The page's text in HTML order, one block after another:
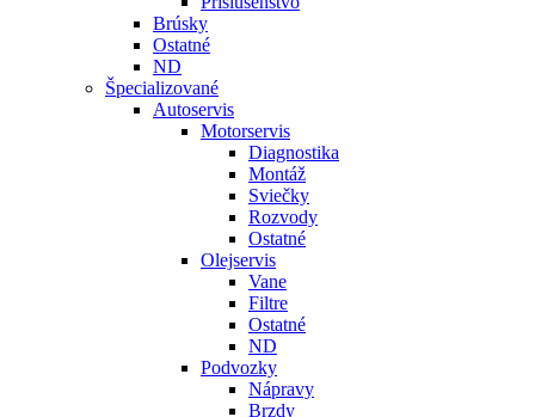
Brúsky
Ostatné
ND
Špecializované
Autoservis
Motorservis
Diagnostika
Montáž
Sviečky
Rozvody
Ostatné
Olejservis
Vane
Filtre
Ostatné
ND
Podvozky
Nápravy
Brzdy